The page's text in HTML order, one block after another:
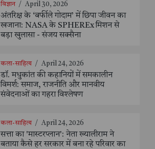
विज्ञान / April 30, 2026
अंतरिक्ष के ‘बर्फीले गोदाम’ में छिपा जीवन का
खजाना: NASA के SPHEREx मिशन से
बड़ा खुलासा - संजय सक्सैना
कला-साहित्य / April 24, 2026
डॉ. मधुकांत की कहानियों में समकालीन
विमर्श: समाज, राजनीति और मानवीय
संवेदनाओं का गहरा विश्लेषण
कला-साहित्य / April 24, 2026
सत्ता का 'मास्टरप्लान': नेता ख्यालीराम ने
बताया कैसे हर सरकार में बना रहे परिवार का